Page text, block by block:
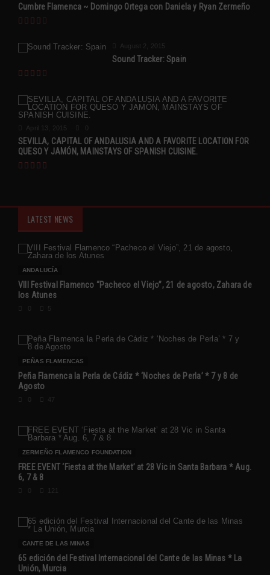
Cumbre Flamenca ~ Domingo Ortega con Daniela y Ryan Zermeño
August 2, 2015
Sound Tracker: Spain
April 13, 2015
SEVILLA, CAPITAL OF ANDALUSIA AND A FAVORITE LOCATION FOR
QUESO Y JAMÓN, MAINSTAYS OF SPANISH CUISINE.
LATEST NEWS
ANDALUCÍA
VIII Festival Flamenco “Pacheco el Viejo”, 21 de agosto, Zahara de
los Atunes
5
PEÑAS FLAMENCAS
Peña Flamenca la Perla de Cádiz * ‘Noches de Perla’ * 7 y 8 de
Agosto
47
ZERMEÑO FLAMENCO FOUNDATION
FREE EVENT ‘Fiesta at the Market’ at 28 Vic in Santa Barbara * Aug.
6, 7 & 8
CANTE DE LAS MINAS
65 edición del Festival Internacional del Cante de las Minas * La
Unión, Murcia